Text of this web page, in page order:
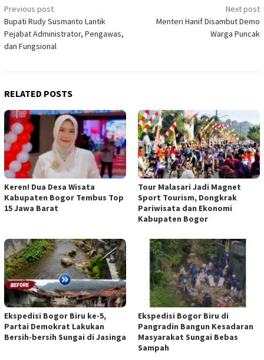
Post
navigation
Previous post
Bupati Rudy Susmanto Lantik
Pejabat Administrator, Pengawas,
dan Fungsional
Next post
Menteri Hanif Disambut Demo
Warga Puncak
RELATED POSTS
Keren! Dua Desa Wisata
Kabupaten Bogor Tembus Top
15 Jawa Barat
Tour Malasari Jadi Magnet
Sport Tourism, Dongkrak
Pariwisata dan Ekonomi
Kabupaten Bogor
Ekspedisi Bogor Biru ke-5,
Partai Demokrat Lakukan
Bersih-bersih Sungai di Jasinga
Ekspedisi Bogor Biru di
Pangradin Bangun Kesadaran
Masyarakat Sungai Bebas
Sampah